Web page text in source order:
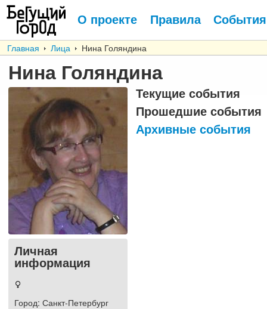
О проекте Правила События
Главная Лица Нина Голяндина
Нина Голяндина
Личная
информация
Город: Санкт-Петербург
Текущие события
Прошедшие события
Архивные события